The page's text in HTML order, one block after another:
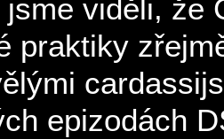
jsme viděli, že
praktiky
epizodách